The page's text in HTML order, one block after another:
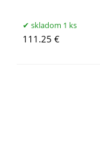
skladom 1 ks
111.25 €